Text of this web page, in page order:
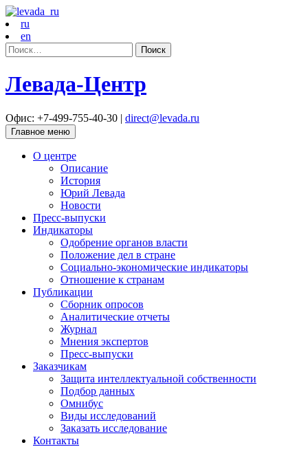
ru
en
Найти:
Левада-Центр
Офис: +7-499-755-40-30 | direct@levada.ru
Главное меню
О центре
Описание
История
Юрий Левада
Новости
Пресс-выпуски
Индикаторы
Одобрение органов власти
Положение дел в стране
Социально-экономические индикаторы
Отношение к странам
Публикации
Сборник опросов
Аналитические отчеты
Журнал
Мнения экспертов
Пресс-выпуски
Заказчикам
Защита интеллектуальной собственности
Подбор данных
Омнибус
Виды исследований
Заказать исследование
Контакты